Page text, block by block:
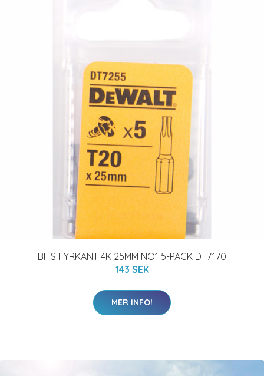
BITS FYRKANT 4K 25MM NO1 5-PACK DT7170
143 SEK
MER INFO!